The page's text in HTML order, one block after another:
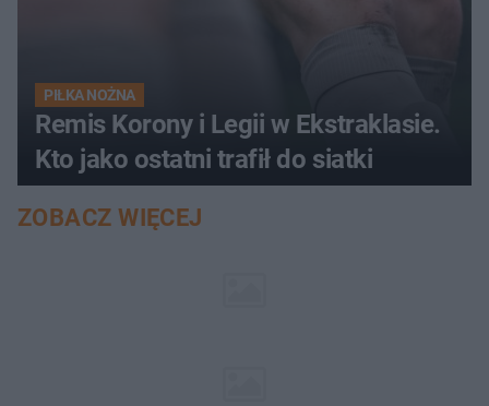
PIŁKA NOŻNA
Remis Korony i Legii w Ekstraklasie.
Kto jako ostatni trafił do siatki
ZOBACZ WIĘCEJ